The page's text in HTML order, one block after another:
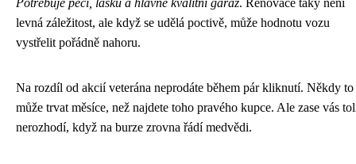
levná záležitost, ale když se udělá poctivě, může hodnotu vozu
vystřelit pořádně nahoru.
Na rozdíl od akcií veterána neprodáte během pár kliknutí. Někdy to
může trvat měsíce, než najdete toho pravého kupce. Ale zase vás
nerozhodí, když na burze zrovna řádí medvědi.